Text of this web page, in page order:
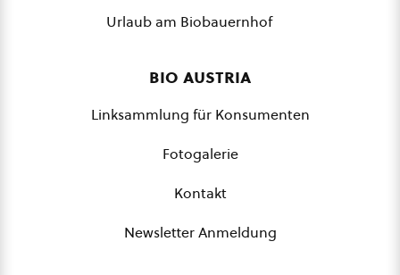
Urlaub am Biobauernhof
bio austria
Linksammlung für Konsumenten
Fotogalerie
Kontakt
Newsletter Anmeldung